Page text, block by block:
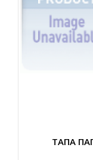
ΤΑΠΑ